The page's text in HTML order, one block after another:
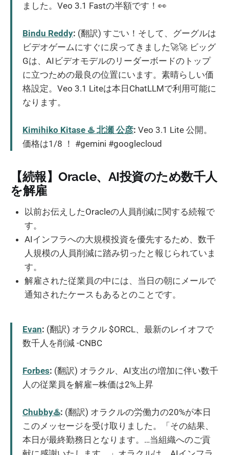
ました。Veo 3.1 Fastの半額です！👀
Bindu Reddy: (翻訳) すごい！そして、グーグルは
ビデオゲームにすぐに戻ってきました🚀🚀 ビッグ
Gは、AIビデオモデルのリーダーボードのトップ
に立つための最良の位置にいます。素晴らしい価
格設定。Veo 3.1 Liteは本日ChatLLMで利用可能に
なります。
Kimihiko Kitase ♨️ 北瀬 公彦: Veo 3.1 Lite 公開。
価格は1/8 ！ #gemini #googlecloud
【続報】Oracle、AI投資のため数千人
を解雇
以前お伝えしたOracleの人員削減に関する続報で
す。
AIインフラへの大規模投資を優先するため、数千
人規模の人員削減に踏み切ったと報じられていま
す。
解雇された従業員の中には、当日の朝にメールで
通知されたケースもあるとのことです。
Evan: (翻訳) オラクル $ORCL、最新のレイオフで
数千人を削減 -CNBC
Forbes: (翻訳) オラクル、AI支出の増加に伴い数千
人の従業員を解雇—株価は2%上昇
Chubby♨️: (翻訳) オラクルの労働力の20%が本日
このメッセージを受け取りました。「その結果、
本日が最終勤務日となります。…当組織へのご貢